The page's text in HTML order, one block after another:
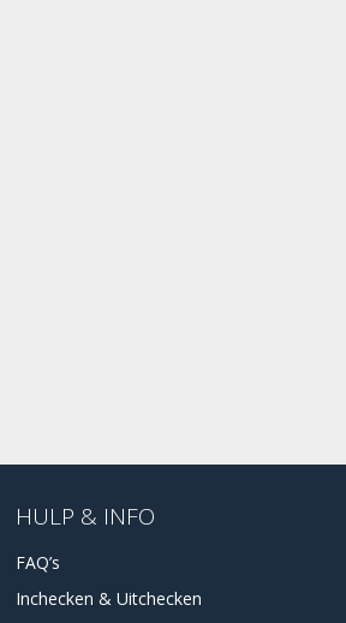
HULP & INFO
FAQ’s
Inchecken & Uitchecken